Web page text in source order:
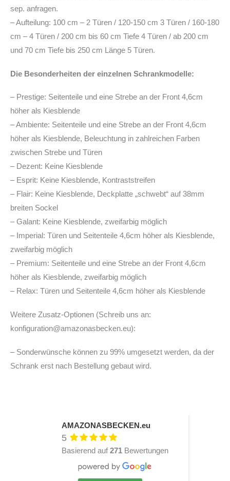
sep. anfragen.
– Aufteilung: 100 cm – 2 Türen / 120-150 cm 3 Türen / 160-180
cm – 4 Türen / 200 cm bis 60 cm Tiefe 4 Türen / ab 200 cm
und 70 cm Tiefe bis 250 cm Länge 5 Türen.
Die Besonderheiten der einzelnen Schrankmodelle:
– Prestige: Seitenteile und eine Strebe an der Front 4,6cm
höher als Kiesblende
– Ambiente: Seitenteile und eine Strebe an der Front 4,6cm
höher als Kiesblende, Beleuchtung in zahlreichen Farben
zwischen Strebe und Türen
– Dezent: Keine Kiesblende
– Esprit: Keine Kiesblende, Kontraststreifen
– Flair: Keine Kiesblende, Deckplatte „schwebt“ auf 38mm
breiten Sockel
– Galant: Keine Kiesblende, zweifarbig möglich
– Imperial: Türen und Seitenteile 4,6cm höher als Kiesblende,
zweifarbig möglich
– Premium: Seitenteile und eine Strebe an der Front 4,6cm
höher als Kiesblende, zweifarbig möglich
– Relax: Türen und Seitenteile 4,6cm höher als Kiesblende
Weitere Zusatz-Optionen (Schreib uns an:
konfiguration@amazonasbecken.eu):
– Sonderwünsche können zu 99% umgesetzt werden, da der
Schrank erst nach Bestellung gebaut wird.
AMAZONASBECKEN.eu
5
Basierend auf 271 Bewertungen